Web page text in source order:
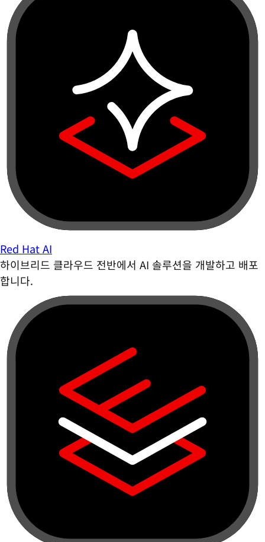
Red Hat AI
하이브리드 클라우드 전반에서 AI 솔루션을 개발하고 배포
합니다.